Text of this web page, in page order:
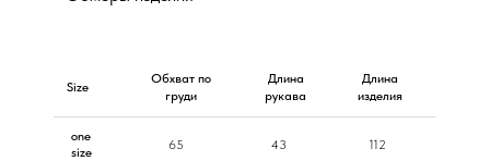
Size
one
size
Обхват по
груди
Длина
рукава
112
65
Длина
изделия
43